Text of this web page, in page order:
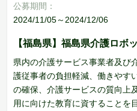
公募期間：
2024/11/05～2024/12/06
【福島県】福島県介護ロボ
県内の介護サービス事業者及び
護従事者の負担軽減、働きやす
の確保、介護サービスの質向上
用に向けた教育に資することを